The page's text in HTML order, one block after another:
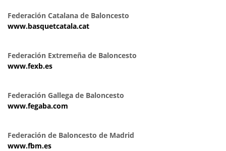
Federación Catalana de Baloncesto
www.basquetcatala.cat
Federación Extremeña de Baloncesto
www.fexb.es
Federación Gallega de Baloncesto
www.fegaba.com
Federación de Baloncesto de Madrid
www.fbm.es